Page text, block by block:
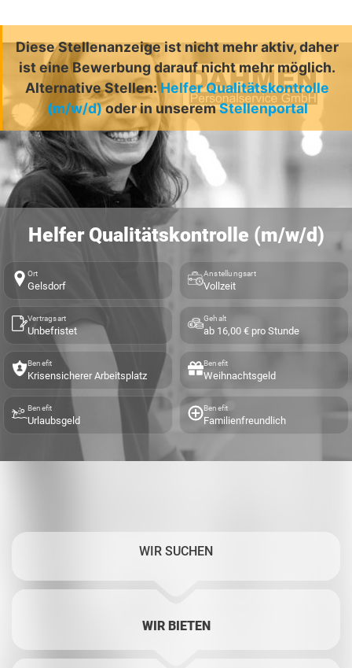
Diese Stellenanzeige ist nicht mehr aktiv, daher
ist eine Bewerbung darauf nicht mehr möglich.
Alternative Stellen:Helfer Qualitätskontrolle
(m/w/d)oder in unseremStellenportal
Helfer Qualitätskontrolle (m/w/d)
Ort
Gelsdorf
Anstellungsart
Vollzeit
Vertragsart
Unbefristet
Gehalt
ab 16,00 € pro Stunde
Benefit
Krisensicherer Arbeitsplatz
Benefit
Weihnachtsgeld
Benefit
Urlaubsgeld
Benefit
Familienfreundlich
WIR SUCHEN
WIR BIETEN